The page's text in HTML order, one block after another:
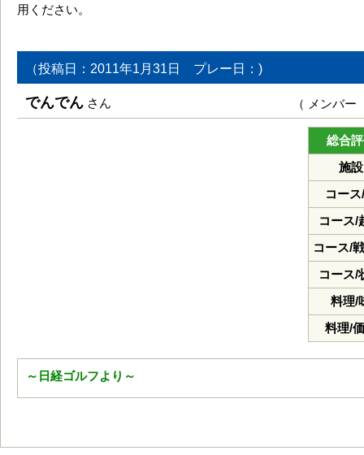
用ください。
（投稿日：2011年1月31日 プレー日：)
でんでん さん （ メンバ
総合
施設
コー
コース/
コース/
コース/
料理/
料理/
～日経ゴルフより～